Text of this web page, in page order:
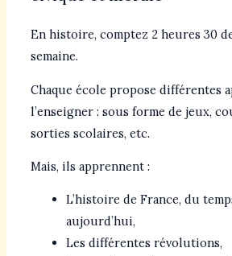
En histoire, comptez 2 heures 30
semaine.
Chaque école propose différentes
l’enseigner : sous forme de jeux,
sorties scolaires, etc.
Mais, ils apprennent :
L’histoire de France, du
aujourd’hui,
Les différentes révolutions,